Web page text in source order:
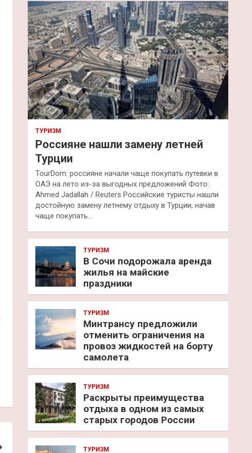
к
ТУРИЗМ
Россияне нашли замену летней
Турции
TourDom: россияне начали чаще покупать путевки в
ОАЭ на лето из-за выгодных предложений Фото:
Ahmed Jadallah / Reuters Российские туристы нашли
достойную замену летнему отдыху в Турции, начав
чаще покупать…
ТУРИЗМ
В Сочи подорожала аренда
жилья на майские
праздники
ТУРИЗМ
Минтрансу предложили
отменить ограничения на
провоз жидкостей на борту
самолета
ТУРИЗМ
Раскрыты преимущества
отдыха в одном из самых
старых городов России
ТУРИЗМ